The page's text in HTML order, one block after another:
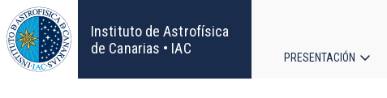
Pasar
al
contenido
principal
Instituto de Astrofísica
de Canarias • IAC
PRESENTACIÓN